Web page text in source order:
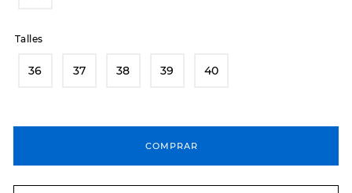
Talles
36 37 38 39 40
COMPRAR